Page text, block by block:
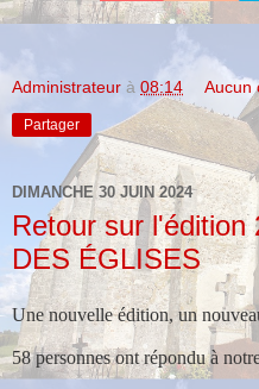
Administrateur à 08:14 Aucun
Partager
DIMANCHE 30 JUIN 2024
Retour sur l'édition
DES ÉGLISES
Une nouvelle édition, un
58 personnes ont répondu à